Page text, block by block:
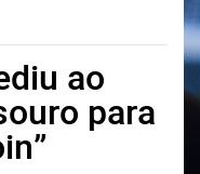
ao
para